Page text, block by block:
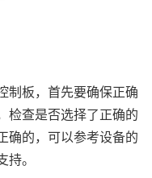
制板，首先要确保正确
检查是否选择了正确的
确的，可以参考设备的
。